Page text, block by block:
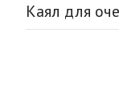
Каял для